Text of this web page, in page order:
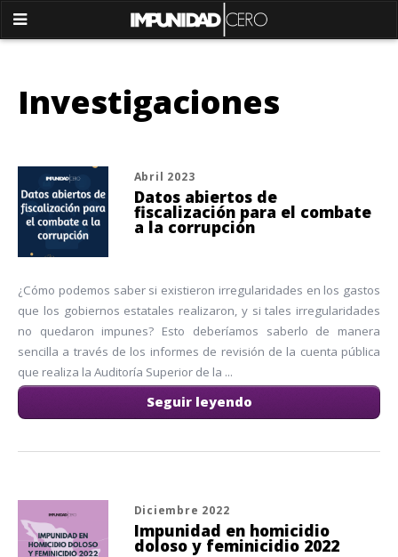
Investigaciones
Abril 2023
Datos abiertos de
fiscalización para el combate
a la corrupción
¿Cómo podemos saber si existieron irregularidades en los gastos
que los gobiernos estatales realizaron, y si tales irregularidades
no quedaron impunes? Esto deberíamos saberlo de manera
sencilla a través de los informes de revisión de la cuenta pública
que realiza la Auditoría Superior de la ...
Seguir leyendo
Diciembre 2022
Impunidad en homicidio
doloso y feminicidio 2022